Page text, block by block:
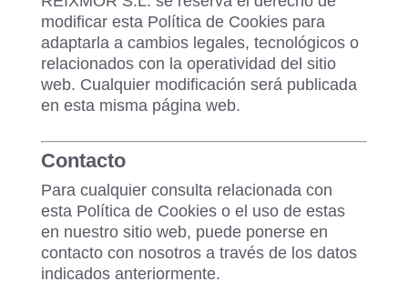
modificar esta Política de Cookies para
adaptarla a cambios legales, tecnológicos o
relacionados con la operatividad del sitio
web. Cualquier modificación será publicada
en esta misma página web.
Contacto
Para cualquier consulta relacionada con
esta Política de Cookies o el uso de estas
en nuestro sitio web, puede ponerse en
contacto con nosotros a través de los datos
indicados anteriormente.